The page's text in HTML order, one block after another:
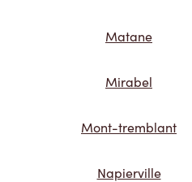
Matane
Mirabel
Mont-tremblant
Napierville